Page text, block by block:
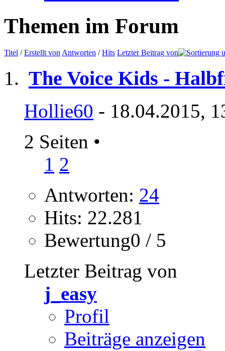
Themen im Forum
Titel /Erstellt von Antworten /Hits Letzter Beitrag von
The Voice Kids -
Hollie60 - 18.04.2015,
2 Seiten •
1 2
Antworten: 24
Hits: 22.281
Bewertung0 / 5
Letzter Beitrag von
j_easy
Profil
Beiträge anzeigen